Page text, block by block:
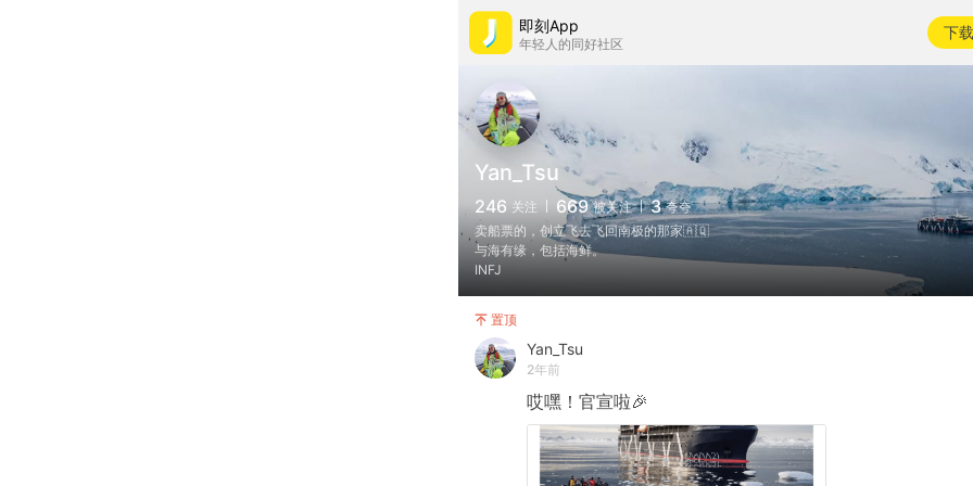
即刻App
年轻人的同好社区
下载
Yan_Tsu
246 关注 669 被关注 3 夸夸
卖船票的，创立飞去飞回南极的那家🇦🇶
与海有缘，包括海鲜。
INFJ
置顶
Yan_Tsu
2年前
哎嘿！官宣啦🎉